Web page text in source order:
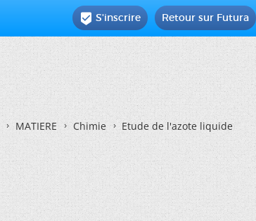
Retour sur Futura
 S'inscrire
MATIERE Chimie Etude de l'azote liquide